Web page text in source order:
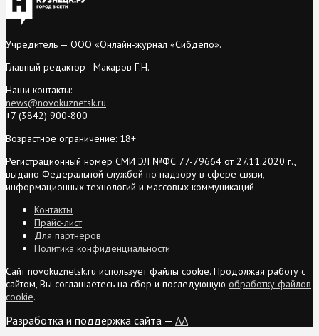
Учредитель — ООО «Онлайн-журнал «Сибдепо».
Главный редактор - Макаров Г.Н.
Наши контакты:
news@novokuznetsk.ru
+7 (3842) 900-800
Возрастное ограничение: 18+
Регистрационный номер СМИ ЭЛ №ФС 77-79664 от 27.11.2020 г.,
выдано Федеральной службой по надзору в сфере связи,
информационных технологий и массовых коммуникаций
Контакты
Прайс-лист
Для партнеров
Политика конфиденциальности
Сайт novokuznetsk.ru использует файлы cookie. Продолжая работу с
сайтом, Вы соглашаетесь на сбор и последующую обработку файлов
cookie.
Разработка и поддержка сайта — AA